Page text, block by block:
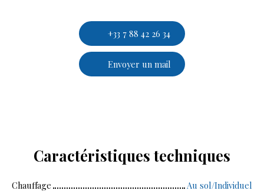
+33 7 88 42 26 34
Envoyer un mail
Caractéristiques techniques
Chauffage
Au sol/Individuel